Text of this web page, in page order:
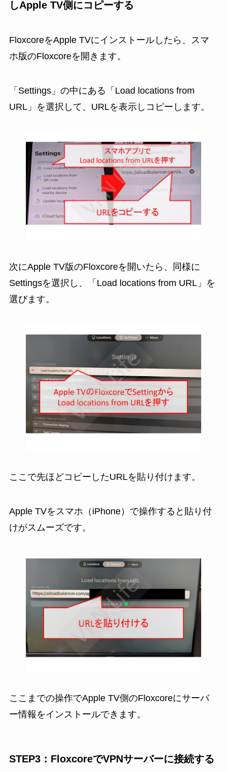
しApple TV側にコピーする
FloxcoreをApple TVにインストールしたら、スマ
ホ版のFloxcoreを開きます。
「Settings」の中にある「Load locations from
URL」を選択して、URLを表示しコピーします。
次にApple TV版のFloxcoreを開いたら、同様に
Settingsを選択し、「Load locations from URL」を
選びます。
ここで先ほどコピーしたURLを貼り付けます。
Apple TVをスマホ（iPhone）で操作すると貼り付
けがスムーズです。
ここまでの操作でApple TV側のFloxcoreにサーバ
ー情報をインストールできます。
STEP3：FloxcoreでVPNサーバーに接続する